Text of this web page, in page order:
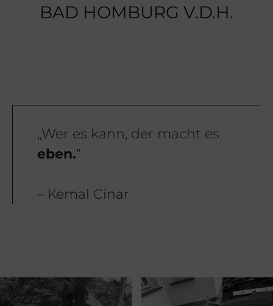
BAD HOMBURG V.D.H.
„Wer es kann, der macht es
eben.“
– Kemal Cinar